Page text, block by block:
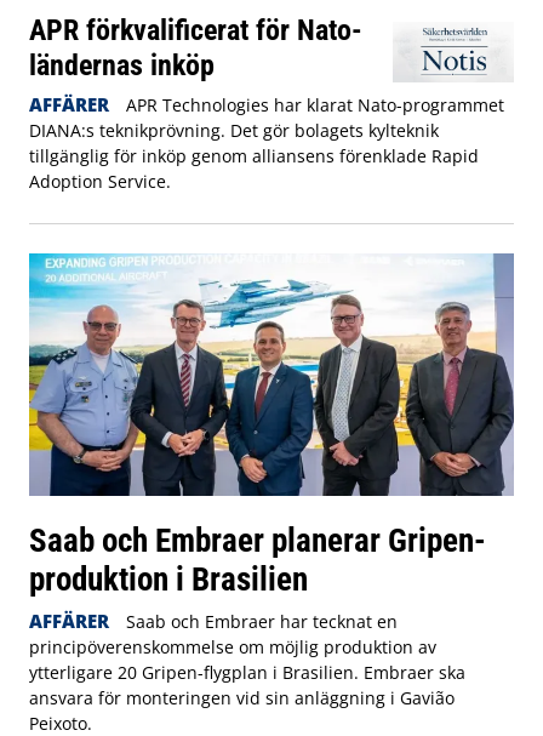
APR förkvalificerat för Nato-
ländernas inköp
AFFÄRER
APR Technologies har klarat Nato-programmet
DIANA:s teknikprövning. Det gör bolagets kylteknik
tillgänglig för inköp genom alliansens förenklade Rapid
Adoption Service.
Saab och Embraer planerar Gripen-
produktion i Brasilien
AFFÄRER
Saab och Embraer har tecknat en
principöverenskommelse om möjlig produktion av
ytterligare 20 Gripen-flygplan i Brasilien. Embraer ska
ansvara för monteringen vid sin anläggning i Gavião
Peixoto.